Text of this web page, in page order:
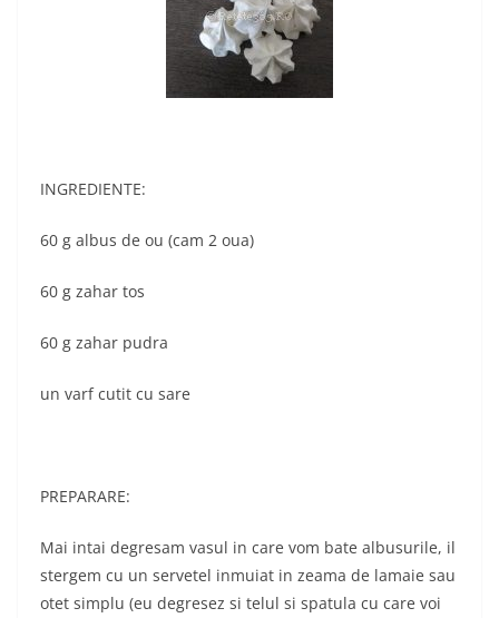
INGREDIENTE:
60 g albus de ou (cam 2 oua)
60 g zahar tos
60 g zahar pudra
un varf cutit cu sare
PREPARARE:
Mai intai degresam vasul in care vom bate albusurile, il
stergem cu un servetel inmuiat in zeama de lamaie sau
otet simplu (eu degresez si telul si spatula cu care voi